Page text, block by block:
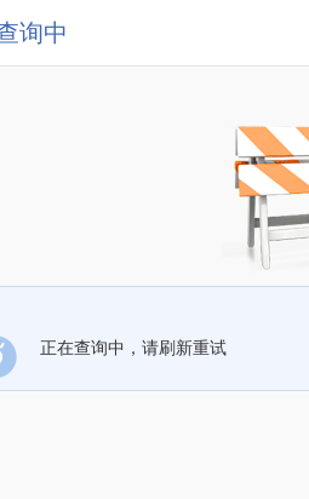
询中
正在查询中，请刷新重试